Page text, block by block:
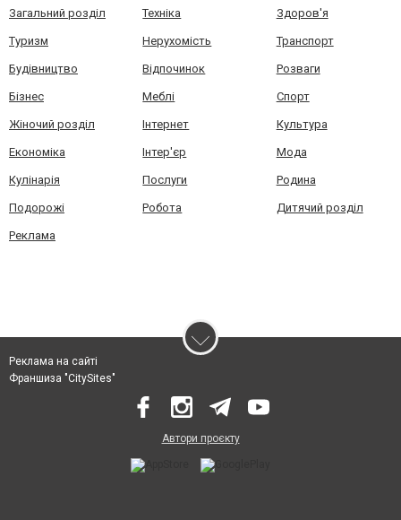
Загальний розділ Техніка Здоров'я
Туризм Нерухомість Транспорт
Будівництво Відпочинок Розваги
Бізнес Меблі Спорт
Жіночий розділ Інтернет Культура
Економіка Інтер'єр Мода
Кулінарія Послуги Родина
Подорожі Робота Дитячий розділ
Реклама
Реклама на сайті
Франшиза "CitySites"
Автори проєкту